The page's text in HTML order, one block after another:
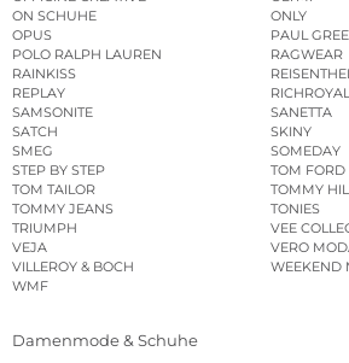
ON SCHUHE
ONLY
OPUS
PAUL
POLO RALPH LAUREN
RAGWEAR
RAINKISS
REPLAY
RICHROYAL
SAMSONITE
SANETTA
SATCH
SKINY
SMEG
SOMEDAY
STEP BY STEP
TOM FORD
TOM TAILOR
TOMMY
TOMMY JEANS
TONIES
TRIUMPH
VEE
VEJA
VERO
VILLEROY & BOCH
WEEKEND
WMF
Damenmode & Schuhe